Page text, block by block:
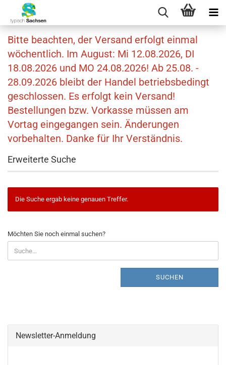
Bitte beachten, der Versand erfolgt einmal
wöchentlich. Im August: Mi 12.08.2026, DI
18.08.2026 und MO 24.08.2026! Ab 25.08. -
28.09.2026 bleibt der Handel betriebsbedingt
geschlossen. Es erfolgt kein Versand!
Bestellungen bzw. Vorkasse müssen am
Vortag eingegangen sein. Änderungen
vorbehalten. Danke für Ihr Verständnis.
Erweiterte Suche
Die Suche ergab keine genauen Treffer.
MÖCHTEN
SIE
NOCH
EINMAL
Möchten Sie noch einmal suchen?
SUCHEN
Newsletter-Anmeldung